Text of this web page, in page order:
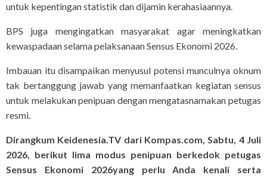
untuk kepentingan statistik dan dijamin kerahasiaannya.
BPS juga mengingatkan masyarakat agar meningkatkan
kewaspadaan selama pelaksanaan Sensus Ekonomi 2026.
Imbauan itu disampaikan menyusul potensi munculnya oknum
tak bertanggung jawab yang memanfaatkan kegiatan sensus
untuk melakukan penipuan dengan mengatasnamakan petugas
resmi.
Dirangkum Keidenesia.TV dari Kompas.com, Sabtu, 4 Juli
2026, berikut lima modus penipuan berkedok petugas
Sensus Ekonomi 2026yang perlu Anda kenali serta